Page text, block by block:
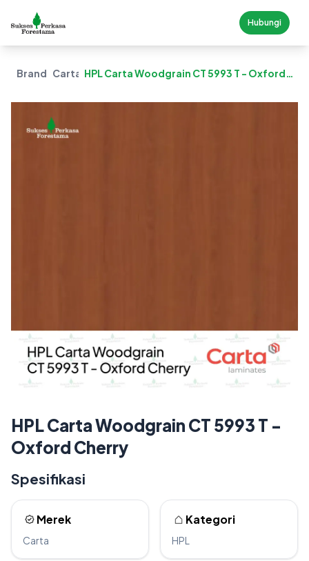
Hubungi
Brand Carta HPL Carta Woodgrain CT 5993 T - Oxford
HPL Carta Woodgrain CT 5993 T -
Oxford Cherry
Spesifikasi
Merek
Carta
Kategori
HPL